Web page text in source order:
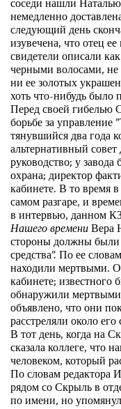
соседи нашли
немедленно
следующий день
изувечена, что отец
свидетели описали
черными волосами,
ни ее золотых
хоть что-нибудь было
Перед своей гибелью
борьбе за управление
тянувшийся два года
альтернативный
руководство; у
охрана; директор
кабинете. В то время
самом разгаре, и
в интервью, данном
Нашего времениВера
стороны должны
средства”. По ее
находили мертвыми.
кабинете;
обнаружили
объявлено, что они
расстреляли около
В тот день, когда на
сказала коллеге, что
человеком, который
По словам редактора
рядом со Скрыль в
по имени, но